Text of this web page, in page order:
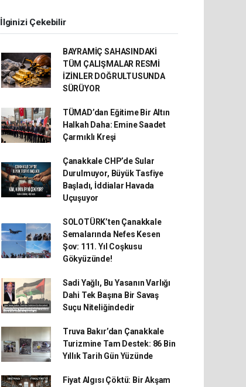
İlginizi Çekebilir
BAYRAMİÇ SAHASINDAKİ
TÜM ÇALIŞMALAR RESMİ
İZİNLER DOĞRULTUSUNDA
SÜRÜYOR
TÜMAD’dan Eğitime Bir Altın
Halkah Daha: Emine Saadet
Çarmıklı Kreşi
Çanakkale CHP’de Sular
Durulmuyor, Büyük Tasfiye
Başladı, İddialar Havada
Uçuşuyor
SOLOTÜRK’ten Çanakkale
Semalarında Nefes Kesen
Şov: 111. Yıl Coşkusu
Gökyüzünde!
Sadi Yağlı, Bu Yasanın Varlığı
Dahi Tek Başına Bir Savaş
Suçu Niteliğindedir
Truva Bakır’dan Çanakkale
Turizmine Tam Destek: 86 Bin
Yıllık Tarih Gün Yüzünde
Fiyat Algısı Çöktü: Bir Akşam